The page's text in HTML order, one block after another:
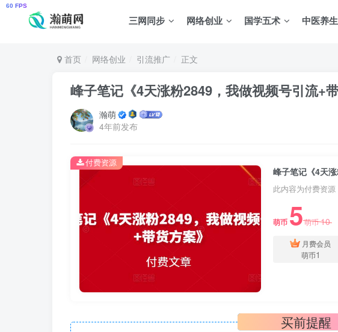
三网同步 网络创业 国学五术 中医养生
首页 网络创业 引流推广 正文
峰子笔记《4天涨粉2849，我做视频号引流+
瀚萌
4年前发布
峰子笔记《4天
此内容为付费资
萌币 5萌币10
月费会员
萌币1
付费资源
买前提醒